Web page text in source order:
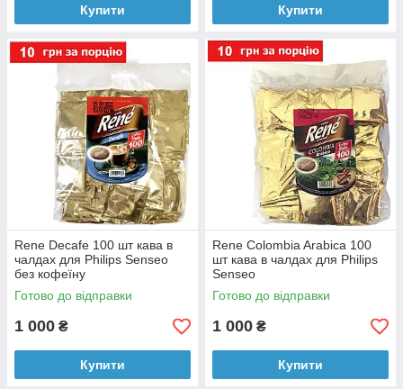
Купити Купити
Rene Decafe 100 шт кава в
чалдах для Philips Senseo
без кофеїну
Готово до відправки
1 000 ₴
Купити
Rene Colombia Arabica 100
шт кава в чалдах для Philips
Senseo
Готово до відправки
1 000 ₴
Купити